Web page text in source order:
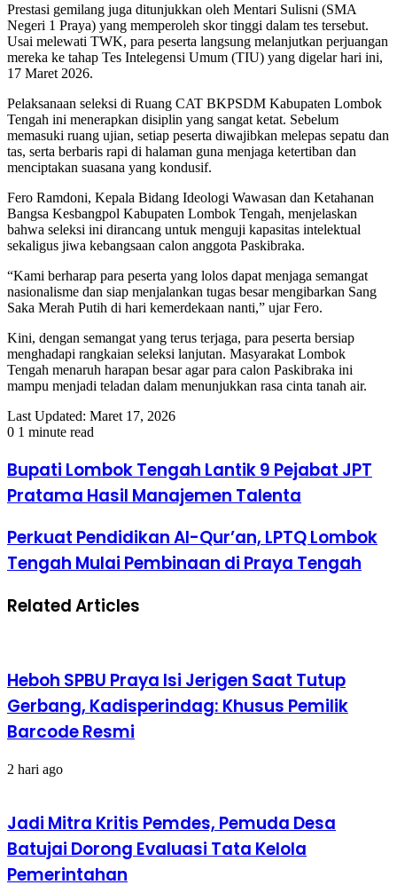
​Prestasi gemilang juga ditunjukkan oleh Mentari Sulisni (SMA
Negeri 1 Praya) yang memperoleh skor tinggi dalam tes tersebut.
Usai melewati TWK, para peserta langsung melanjutkan perjuangan
mereka ke tahap Tes Intelegensi Umum (TIU) yang digelar hari ini,
17 Maret 2026.
​Pelaksanaan seleksi di Ruang CAT BKPSDM Kabupaten Lombok
Tengah ini menerapkan disiplin yang sangat ketat. Sebelum
memasuki ruang ujian, setiap peserta diwajibkan melepas sepatu dan
tas, serta berbaris rapi di halaman guna menjaga ketertiban dan
menciptakan suasana yang kondusif.
​Fero Ramdoni, Kepala Bidang Ideologi Wawasan dan Ketahanan
Bangsa Kesbangpol Kabupaten Lombok Tengah, menjelaskan
bahwa seleksi ini dirancang untuk menguji kapasitas intelektual
sekaligus jiwa kebangsaan calon anggota Paskibraka.
​“Kami berharap para peserta yang lolos dapat menjaga semangat
nasionalisme dan siap menjalankan tugas besar mengibarkan Sang
Saka Merah Putih di hari kemerdekaan nanti,” ujar Fero.
​Kini, dengan semangat yang terus terjaga, para peserta bersiap
menghadapi rangkaian seleksi lanjutan. Masyarakat Lombok
Tengah menaruh harapan besar agar para calon Paskibraka ini
mampu menjadi teladan dalam menunjukkan rasa cinta tanah air.
Last Updated: Maret 17, 2026
0 1 minute read
Bupati Lombok Tengah Lantik 9 Pejabat JPT
Pratama Hasil Manajemen Talenta
Perkuat Pendidikan Al-Qur’an, LPTQ Lombok
Tengah Mulai Pembinaan di Praya Tengah
Related Articles
Heboh SPBU Praya Isi Jerigen Saat Tutup
Gerbang, Kadisperindag: Khusus Pemilik
Barcode Resmi
2 hari ago
Jadi Mitra Kritis Pemdes, Pemuda Desa
Batujai Dorong Evaluasi Tata Kelola
Pemerintahan